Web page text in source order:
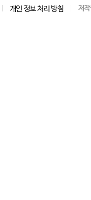
개인 정보 처리 방침 저